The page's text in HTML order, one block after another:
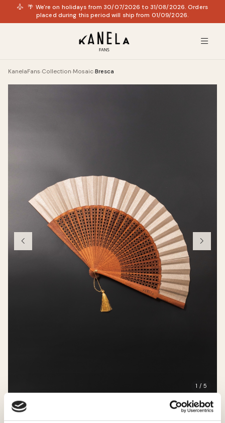
🌴 We're on holidays from 30/07/2026 to 31/08/2026. Orders
placed during this period will ship from 01/09/2026.
KanelaFans›Collection›Mosaic›Bresca
1 / 5
Bresca